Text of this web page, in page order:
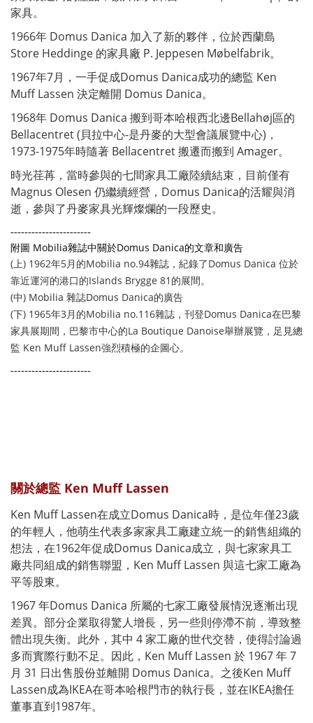
家具。
1966年 Domus Danica 加入了新的夥伴，位於西蘭島
Store Heddinge 的家具廠 P. Jeppesen Møbelfabrik。
1967年7月，一手促成Domus Danica成功的總監 Ken
Muff Lassen 決定離開 Domus Danica。
1968年 Domus Danica 搬到哥本哈根西北邊Bellahøj區的
Bellacentret (貝拉中心-是丹麥的大型會議展覽中心)，
1973-1975年時隨著 Bellacentret 搬遷而搬到 Amager。
時光荏苒，當時參與的七間家具工廠陸續結束，目前僅有
Magnus Olesen 仍繼續經營，Domus Danica的活耀與消
逝，參與了丹麥家具光輝燦爛的一段歷史。
-----------------------
附圖 Mobilia雜誌中關於Domus Danica的文章和廣告
(上) 1962年5月的Mobilia no.94雜誌，紀錄了Domus Danica 位於
靠近運河的港口的Islands Brygge 81的展間。
(中) Mobilia 雜誌Domus Danica的廣告
(下) 1965年3月的Mobilia no.116雜誌，刊登Domus Danica在巴黎
家具展期間，巴黎市中心的La Boutique Danoise舉辦展覽，足見總
監 Ken Muff Lassen強烈積極的企圖心。
-----------------------
關於總監 Ken Muff Lassen
Ken Muff Lassen在成立Domus Danica時，是位年僅23歲
的年輕人，他萌生代表多家家具工廠建立統一的銷售組織的
想法，在1962年促成Domus Danica成立，與七家家具工
廠共同組成的銷售聯盟，Ken Muff Lassen 與這七家工廠為
平等股東。
1967 年Domus Danica 所屬的七家工廠發展情況逐漸出現
差異。部分企業取得驚人增長，另一些則停滯不前，導致整
體出現失衡。此外，其中 4 家工廠的世代交替，使得討論過
多而實際行動不足。因此，Ken Muff Lassen 於 1967 年 7
月 31 日出售股份並離開 Domus Danica。之後Ken Muff
Lassen成為IKEA在哥本哈根門市的執行長，並在IKEA擔任
董事直到1987年。